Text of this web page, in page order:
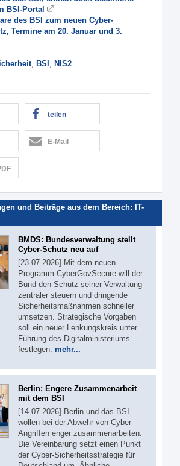
BSI-Portal
des BSI zum neuen Cyber-
Termine am 20. Januar und 3.
, BSI , NIS2
teilen
E-Mail
und Beiträge aus dem Bereich: IT-
BMDS: Bundesverwaltung stellt
Cyber-Schutz neu auf
[23.07.2026] Mit dem neuen
Programm CyberGovSecure will der
Bund den Schutz seiner Verwaltung
zentraler steuern und dringende
Sicherheitsmaßnahmen schneller
umsetzen. Strategische Vorgaben
soll ein neuer Lenkungskreis unter
Führung des Digitalministeriums
festlegen. mehr...
Berlin: Engere Zusammenarbeit
mit dem BSI
[14.07.2026] Berlin und das BSI
wollen bei der Abwehr von Cyber-
Angriffen enger zusammenarbeiten.
Die Vereinbarung setzt einen Punkt
der Cyber-Sicherheitsstrategie für